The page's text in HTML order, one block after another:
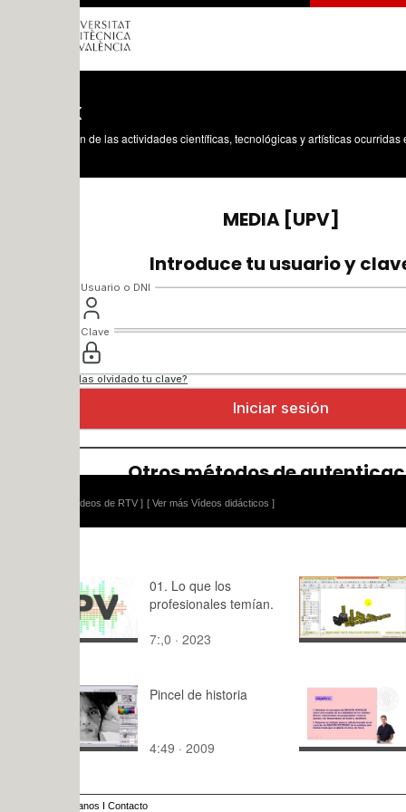
de las actividades científicas, tecnológicas y artísticas ocurridas en los tres
[ Ver más Vídeos didácticos ]
01. Lo que los
profesionales temían.
7:,0 · 2023
Creación
Modelo
8862-1 ¿
de 44
10:01 ·
Pincel de historia
4:49 · 2009
Entalpía
un cristal
de Born-
15:38 ·